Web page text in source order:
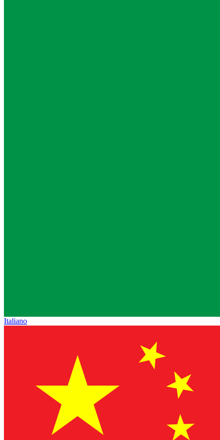
Italiano